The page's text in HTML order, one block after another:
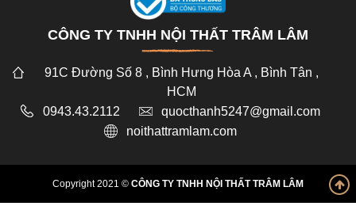
CÔNG TY TNHH NỘI THẤT TRÂM LÂM
91C Đường Số 8 , Bình Hưng Hòa A , Bình Tân ,
HCM
0943.43.2112
quocthanh5247@gmail.com
noithattramlam.com
Copyright 2021 © CÔNG TY TNHH NỘI THẤT TRÂM LÂM